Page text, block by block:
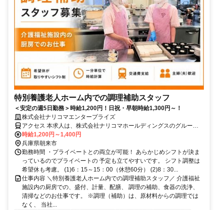
特別養護老人ホーム内での調理補助スタッフ
＜安定の週5日勤務＞時給1,200円！日祝・早朝時給1,300円～！
株式会社ナリコマエンタープライズ
アクセス 本求人は、株式会社ナリコマホールディングスのグループ
企業である『株式会社ナリコマエンタープライズ』での雇用となりま
す。 なお、勤務地は請負先施設となり、請負業務での就業となりま
す。
時給1,200円～1,400円
兵庫県朝来市
勤務時間 ・プライベートとの両立が可能！ あらかじめシフトが決ま
っているのでプライベートの 予定も立てやすいです。 シフト調整は
希望休も考慮。 (1)6：15～15：00（休憩60分） (2)8：30...
仕事内容 ＼特別養護老人ホーム内での調理補助スタッフ／ 介護福祉
施設内の厨房での、盛付、計量、配膳、 調理の補助、食器の洗浄、
清掃などのお仕事です。 ※調理（補助）は、原材料からの調理では
なく、 当社...